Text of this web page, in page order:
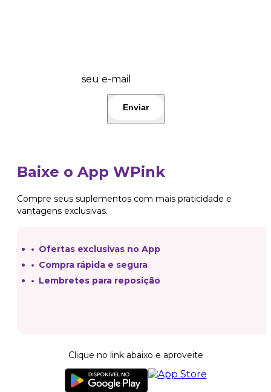
seu e-mail
Baixe o App WPink
Compre seus suplementos com mais praticidade e
vantagens exclusivas.
Ofertas exclusivas no App
Compra rápida e segura
Lembretes para reposição
Clique no link abaixo e aproveite